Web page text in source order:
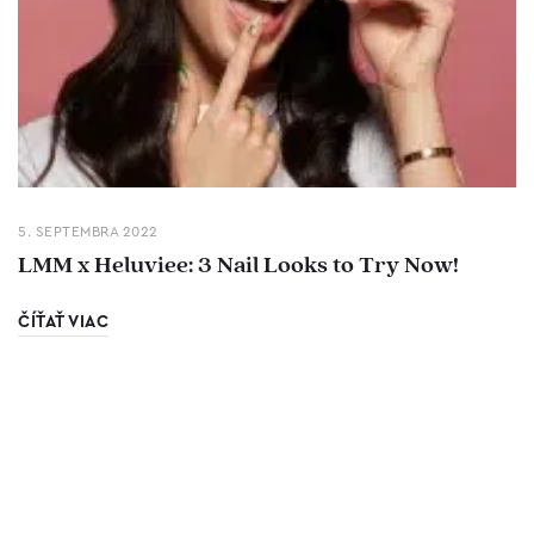
5. SEPTEMBRA 2022
LMM x Heluviee: 3 Nail Looks to Try Now!
ČÍŤAŤ VIAC